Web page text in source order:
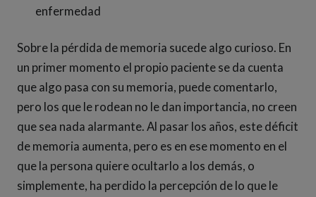
enfermedad
Sobre la pérdida de memoria sucede algo curioso. En
un primer momento el propio paciente se da cuenta
que algo pasa con su memoria, puede comentarlo,
pero los que le rodean no le dan importancia, no creen
que sea nada alarmante. Al pasar los años, este déficit
de memoria aumenta, pero es en ese momento en el
que la persona quiere ocultarlo a los demás, o
simplemente, ha perdido la percepción de lo que le